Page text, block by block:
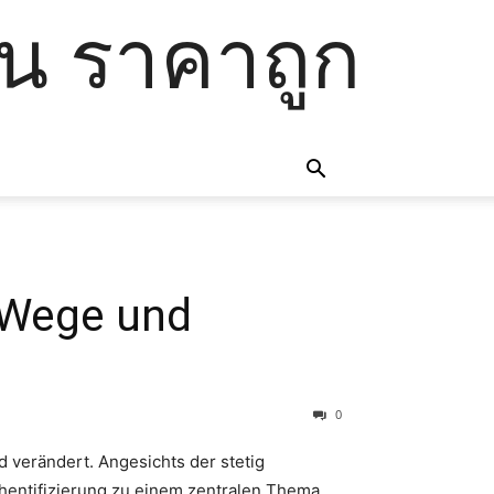
ราคาถูก
und
0
verändert. Angesichts der stetig